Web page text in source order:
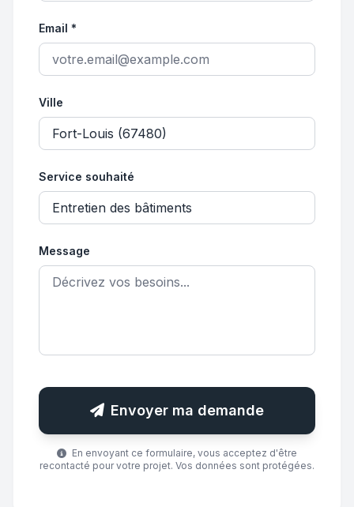
Email *
Ville
Service souhaité
Message
Envoyer ma demande
En envoyant ce formulaire, vous acceptez d'être
recontacté pour votre projet. Vos données sont protégées.